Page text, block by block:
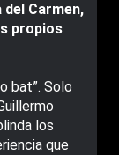
Carmen,
propios
bat”. Solo
los
que